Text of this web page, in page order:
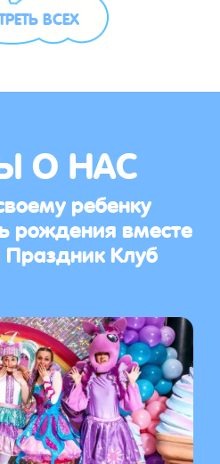
ВСЕХ
О НАС
ребенку
рождения вместе
Праздник Клуб